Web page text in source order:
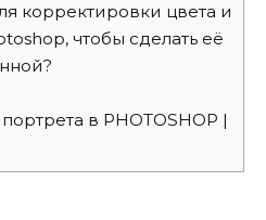
корректировки цвета и
чтобы сделать её
в PHOTOSHOP |